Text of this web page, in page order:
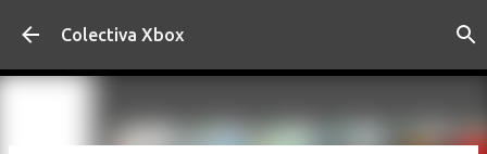
Ir al contenido principal
Colectiva Xbox